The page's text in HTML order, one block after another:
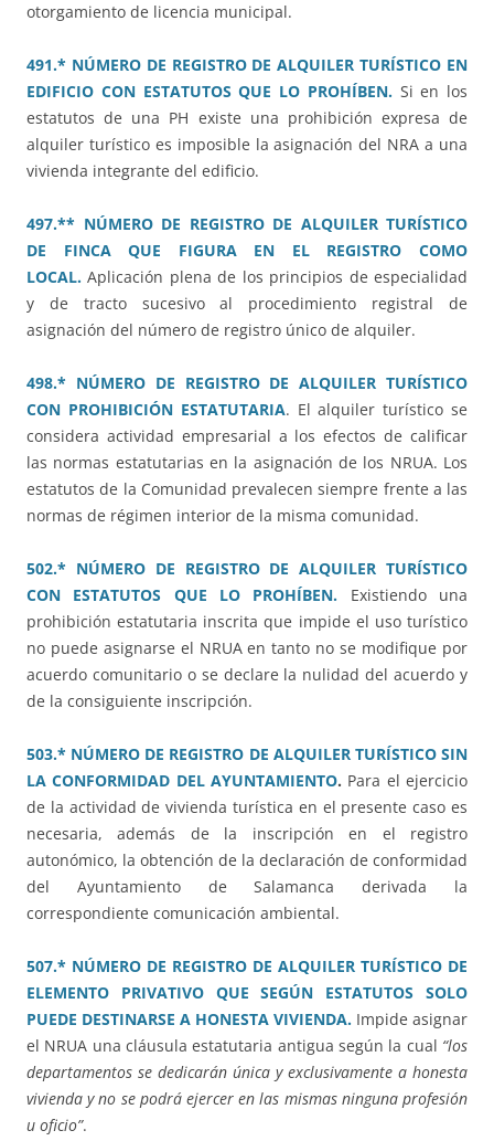
otorgamiento de licencia municipal.
491.* NÚMERO DE REGISTRO DE ALQUILER TURÍSTICO EN
EDIFICIO CON ESTATUTOS QUE LO PROHÍBEN. Si en los
estatutos de una PH existe una prohibición expresa de
alquiler turístico es imposible la asignación del NRA a una
vivienda integrante del edificio.
497.** NÚMERO DE REGISTRO DE ALQUILER TURÍSTICO
DE FINCA QUE FIGURA EN EL REGISTRO COMO
LOCAL. Aplicación plena de los principios de especialidad
y de tracto sucesivo al procedimiento registral de
asignación del número de registro único de alquiler.
498.* NÚMERO DE REGISTRO DE ALQUILER TURÍSTICO
CON PROHIBICIÓN ESTATUTARIA. El alquiler turístico se
considera actividad empresarial a los efectos de calificar
las normas estatutarias en la asignación de los NRUA. Los
estatutos de la Comunidad prevalecen siempre frente a las
normas de régimen interior de la misma comunidad.
502.* NÚMERO DE REGISTRO DE ALQUILER TURÍSTICO
CON ESTATUTOS QUE LO PROHÍBEN.
Existiendo una
prohibición estatutaria inscrita que impide el uso turístico
no puede asignarse el NRUA en tanto no se modifique por
acuerdo comunitario o se declare la nulidad del acuerdo y
de la consiguiente inscripción.
503.* NÚMERO DE REGISTRO DE ALQUILER TURÍSTICO SIN
LA CONFORMIDAD DEL AYUNTAMIENTO. Para el ejercicio
de la actividad de vivienda turística en el presente caso es
necesaria, además de la inscripción en el registro
autonómico, la obtención de la declaración de conformidad
del Ayuntamiento de Salamanca derivada la
correspondiente comunicación ambiental.
507.* NÚMERO DE REGISTRO DE ALQUILER TURÍSTICO DE
ELEMENTO PRIVATIVO QUE SEGÚN ESTATUTOS SOLO
PUEDE DESTINARSE A HONESTA VIVIENDA. Impide asignar
el NRUA una cláusula estatutaria antigua según la cual “los
departamentos se dedicarán única y exclusivamente a honesta
vivienda y no se podrá ejercer en las mismas ninguna profesión
u oficio”.